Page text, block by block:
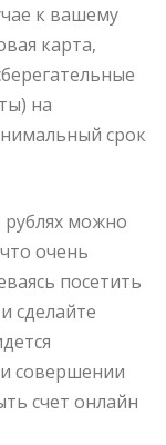
к вашему
карта,
на
срок
можно
очень
посетить
сделайте
совершении
счет онлайн